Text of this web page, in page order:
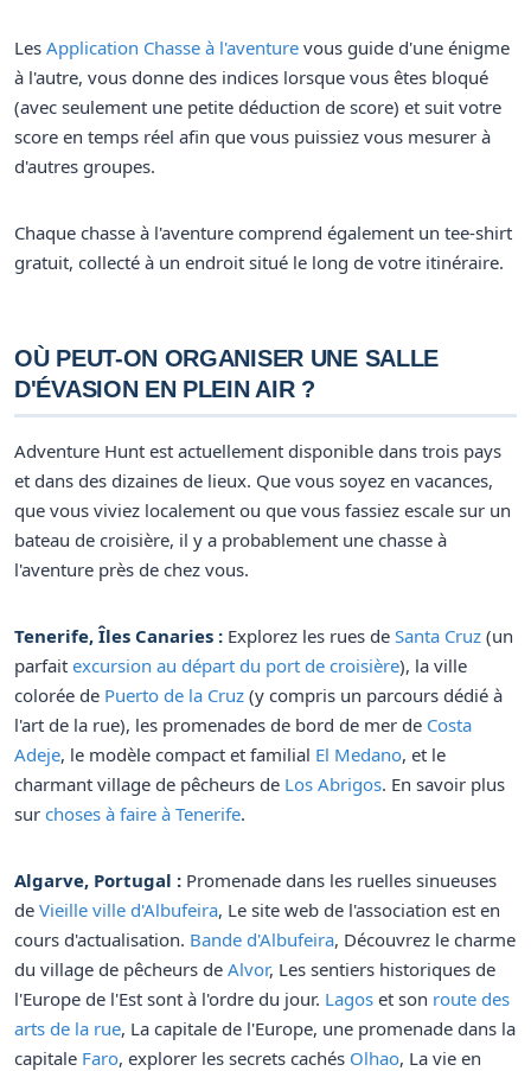
Les Application Chasse à l'aventure vous guide d'une énigme
à l'autre, vous donne des indices lorsque vous êtes bloqué
(avec seulement une petite déduction de score) et suit votre
score en temps réel afin que vous puissiez vous mesurer à
d'autres groupes.
Chaque chasse à l'aventure comprend également un tee-shirt
gratuit, collecté à un endroit situé le long de votre itinéraire.
OÙ PEUT-ON ORGANISER UNE SALLE
D'ÉVASION EN PLEIN AIR ?
Adventure Hunt est actuellement disponible dans trois pays
et dans des dizaines de lieux. Que vous soyez en vacances,
que vous viviez localement ou que vous fassiez escale sur un
bateau de croisière, il y a probablement une chasse à
l'aventure près de chez vous.
Tenerife, Îles Canaries : Explorez les rues de Santa Cruz (un
parfait excursion au départ du port de croisière), la ville
colorée de Puerto de la Cruz (y compris un parcours dédié à
l'art de la rue), les promenades de bord de mer de Costa
Adeje, le modèle compact et familial El Medano, et le
charmant village de pêcheurs de Los Abrigos. En savoir plus
sur choses à faire à Tenerife.
Algarve, Portugal : Promenade dans les ruelles sinueuses
de Vieille ville d'Albufeira, Le site web de l'association est en
cours d'actualisation. Bande d'Albufeira, Découvrez le charme
du village de pêcheurs de Alvor, Les sentiers historiques de
l'Europe de l'Est sont à l'ordre du jour. Lagos et son route des
arts de la rue, La capitale de l'Europe, une promenade dans la
capitale Faro, explorer les secrets cachés Olhao, La vie en